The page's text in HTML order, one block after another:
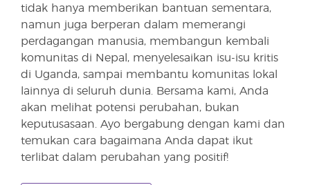
tidak hanya memberikan bantuan sementara,
namun juga berperan dalam memerangi
perdagangan manusia, membangun kembali
komunitas di Nepal, menyelesaikan isu-isu kritis
di Uganda, sampai membantu komunitas lokal
lainnya di seluruh dunia. Bersama kami, Anda
akan melihat potensi perubahan, bukan
keputusasaan. Ayo bergabung dengan kami dan
temukan cara bagaimana Anda dapat ikut
terlibat dalam perubahan yang positif!